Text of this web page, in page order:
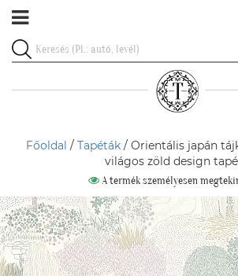
Főoldal / Tapéták/ Orientális japán
világos zöld design
A termék személyesen